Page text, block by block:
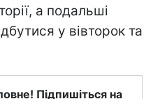
а подальші
у вівторок та
Підпишіться на